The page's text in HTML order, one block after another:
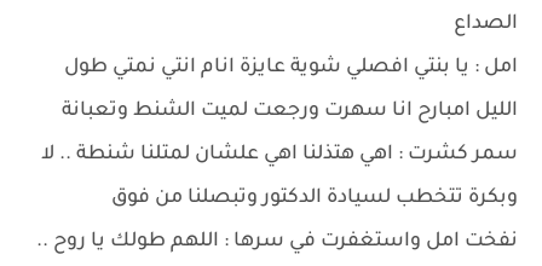
الصداع
امل : يا بنتي افصلي شوية عايزة انام انتي نمتي طول
الليل امبارح انا سهرت ورجعت لميت الشنط وتعبانة
سمر كشرت : اهي هتذلنا اهي علشان لمتلنا شنطة .. لا
وبكرة تتخطب لسيادة الدكتور وتبصلنا من فوق
نفخت امل واستغفرت في سرها : اللهم طولك يا روح ..